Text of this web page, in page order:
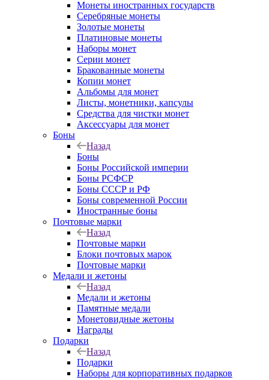
Монеты иностранных государств
Серебряные монеты
Золотые монеты
Платиновые монеты
Наборы монет
Серии монет
Бракованные монеты
Копии монет
Альбомы для монет
Листы, монетники, капсулы
Средства для чистки монет
Аксессуары для монет
Боны
Назад
Боны
Боны Российской империи
Боны РСФСР
Боны СССР и РФ
Боны современной России
Иностранные боны
Почтовые марки
Назад
Почтовые марки
Блоки почтовых марок
Почтовые марки
Медали и жетоны
Назад
Медали и жетоны
Памятные медали
Монетовидные жетоны
Награды
Подарки
Назад
Подарки
Наборы для корпоративных подарков